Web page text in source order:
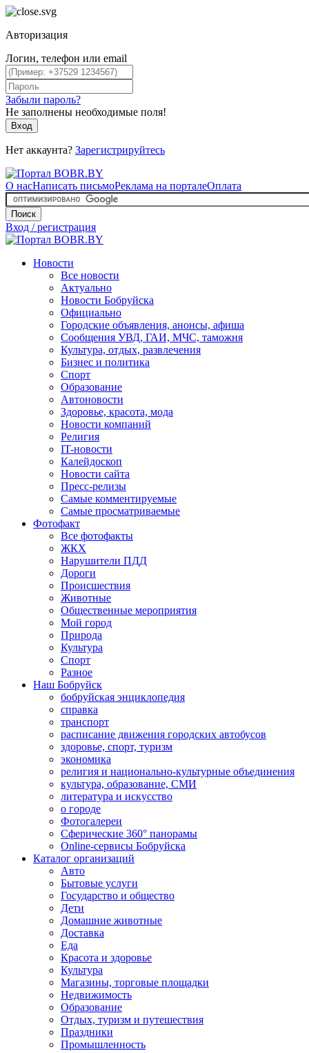
Авторизация
Логин, телефон или email
Забыли пароль?
Не заполнены необходимые поля!
Вход
Нет аккаунта? Зарегистрируйтесь
О насНаписать письмоРеклама на порталеОплата
Поиск
Вход / регистрация
Новости
Все новости
Актуально
Новости Бобруйска
Официально
Городские объявления, анонсы, афиша
Сообщения УВД, ГАИ, МЧС, таможня
Культура, отдых, развлечения
Бизнес и политика
Спорт
Образование
Автоновости
Здоровье, красота, мода
Новости компаний
Религия
IT-новости
Калейдоскоп
Новости сайта
Пресс-релизы
Самые комментируемые
Самые просматриваемые
Фотофакт
Все фотофакты
ЖКХ
Нарушители ПДД
Дороги
Происшествия
Животные
Общественные мероприятия
Мой город
Природа
Культура
Спорт
Разное
Наш Бобруйск
бобруйская энциклопедия
справка
транспорт
расписание движения городских автобусов
здоровье, спорт, туризм
экономика
религия и национально-культурные объединения
культура, образование, СМИ
литература и искусство
о городе
Фотогалереи
Сферические 360° панорамы
Online-сервисы Бобруйска
Каталог организаций
Авто
Бытовые услуги
Государство и общество
Дети
Домашние животные
Доставка
Еда
Красота и здоровье
Культура
Магазины, торговые площадки
Недвижимость
Образование
Отдых, туризм и путешествия
Праздники
Промышленность